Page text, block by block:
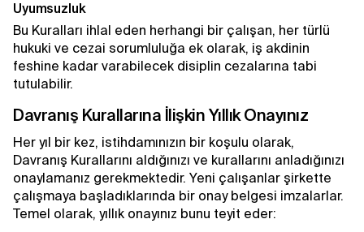
Uyumsuzluk
Bu Kuralları ihlal eden herhangi bir çalışan, her türlü
hukuki ve cezai sorumluluğa ek olarak, iş akdinin
feshine kadar varabilecek disiplin cezalarına tabi
tutulabilir.
Davranış Kurallarına İlişkin Yıllık Onayınız
Her yıl bir kez, istihdamınızın bir koşulu olarak,
Davranış Kurallarını aldığınızı ve kurallarını anladığınızı
onaylamanız gerekmektedir. Yeni çalışanlar şirkette
çalışmaya başladıklarında bir onay belgesi imzalarlar.
Temel olarak, yıllık onayınız bunu teyit eder: